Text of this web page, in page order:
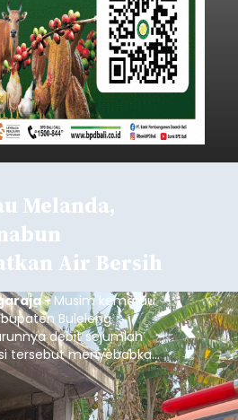
Melanda,
Air Bersih
-Musim kemarau
Buleleng
debit sejumlah
tersebut menyebabkan
mulai mengalami
bersih, terutama
mandi, cuci, dan